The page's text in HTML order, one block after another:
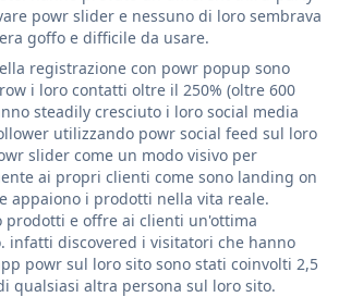
powr slider e nessuno di loro sembrava
goffo e difficile da usare.
registrazione con powr popup sono
i loro contatti oltre il 250% (oltre 600
steadily cresciuto i loro social media
utilizzando powr social feed sul loro
slider come un modo visivo per
ai propri clienti come sono landing on
appaiono i prodotti nella vita reale.
prodotti e offre ai clienti un'ottima
infatti discovered i visitatori che hanno
powr sul loro sito sono stati coinvolti 2,5
qualsiasi altra persona sul loro sito.